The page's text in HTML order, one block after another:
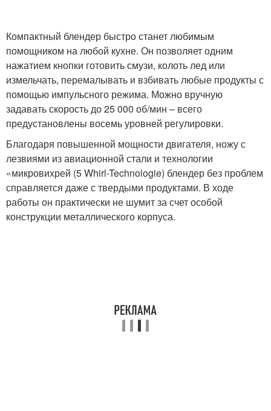
Компактный блендер быстро станет любимым
помощником на любой кухне. Он позволяет одним
нажатием кнопки готовить смузи, колоть лед или
измельчать, перемалывать и взбивать любые продукты с
помощью импульсного режима. Можно вручную
задавать скорость до 25 000 об/мин – всего
предустановлены восемь уровней регулировки.
Благодаря повышенной мощности двигателя, ножу с
лезвиями из авиационной стали и технологии
«микровихрей (5 Whirl-Technologie) блендер без проблем
справляется даже с твердыми продуктами. В ходе
работы он практически не шумит за счет особой
конструкции металлического корпуса.